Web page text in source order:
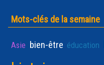
Mots-clés de la semaine
Asie bien-être éducation